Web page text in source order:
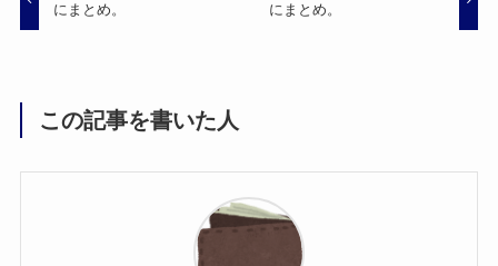
にまとめ。
にまとめ。
この記事を書いた人